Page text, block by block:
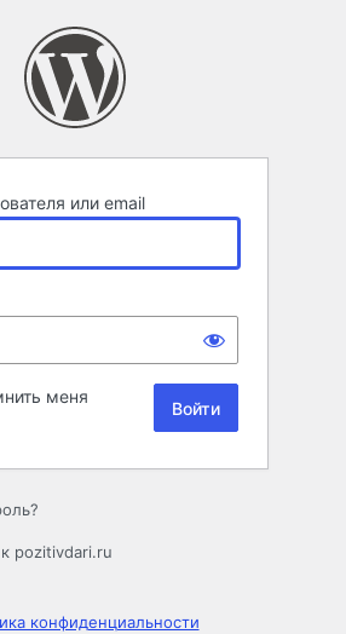
или email
меня
pozitivdari.ru
конфиденциальности